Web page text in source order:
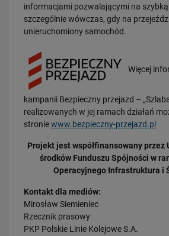
informacjami pozwalającymi na szybką
szczególnie wówczas, gdy na
unieruchomiony samochód.
Więcej
kampanii Bezpieczny przejazd –
realizowanych w jej ramach działań
stroniewww.bezpieczny-przejazd.pl
Projekt jest współfinansowany przez
środków Funduszu Spójności w
Operacyjnego Infrastruktura i
Kontakt dla mediów:
Mirosław Siemieniec
Rzecznik prasowy
PKP Polskie Linie Kolejowe S.A.
Konkurs „To się zdarzyło naprawdę”
PRZECZYTAJ
Obserwuj nas